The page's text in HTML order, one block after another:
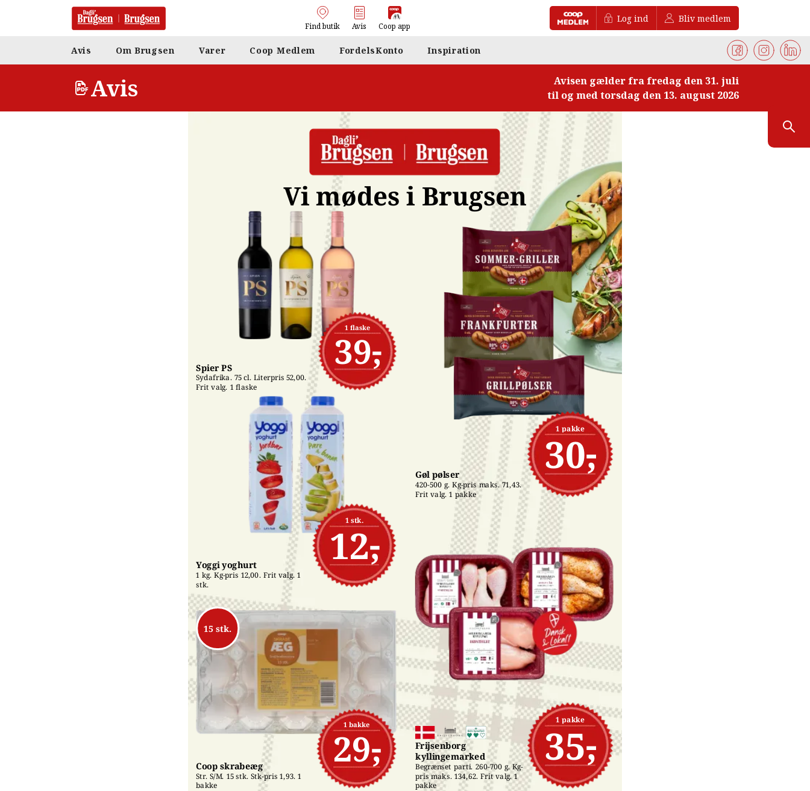
Find butik Avis Coop app
Log ind Bliv medlem
Avis Om Brugsen Varer Coop Medlem FordelsKonto Inspiration
Avis
Avisen gælder fra fredag den 31. juli
til og med torsdag den 13. august 2026
Vi mødes i Brugsen
1 pakke
30,-
Gøl pølser
420-500 g. Kg-pris maks. 71,43.
Frit valg. 1 pakke
1 pakke
35,-
Frijsenborg
kyllingemarked
Begrænset parti. 260-700 g. Kg-
pris maks. 134,62. Frit valg. 1
pakke
1 bakke
29,-
15 stk.
Coop skrabeæg
Str. S/M. 15 stk. Stk-pris 1,93. 1
bakke
1 stk.
12,-
Yoggi yoghurt
1 kg. Kg-pris 12,00. Frit valg. 1
stk.
1 flaske
39,-
Spier PS
Sydafrika. 75 cl. Literpris 52,00.
Frit valg. 1 flaske